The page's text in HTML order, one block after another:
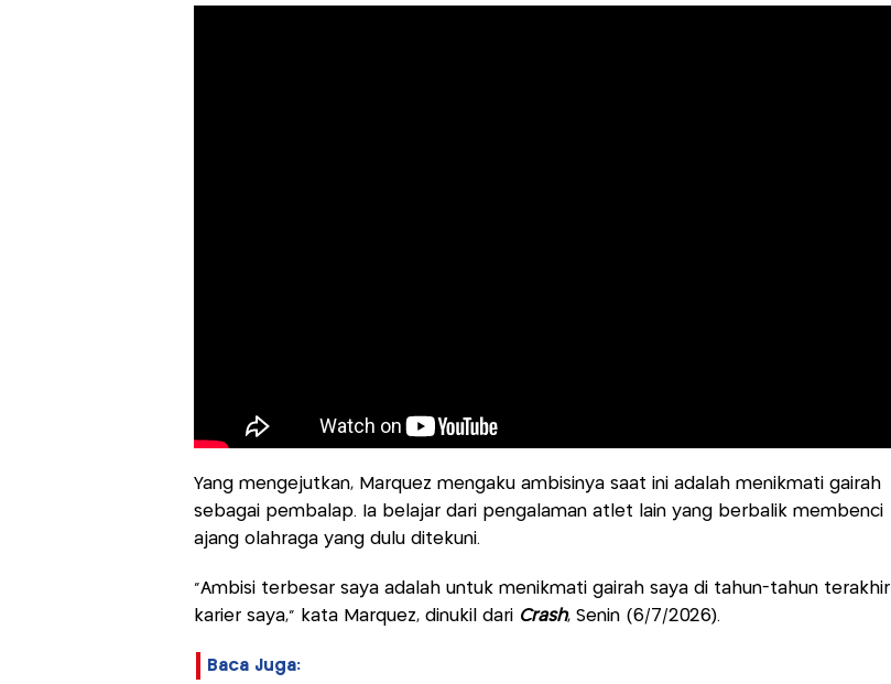
Yang mengejutkan, Marquez mengaku ambisinya saat ini adalah menikmati gairah
sebagai pembalap. Ia belajar dari pengalaman atlet lain yang berbalik membenci
ajang olahraga yang dulu ditekuni.
“Ambisi terbesar saya adalah untuk menikmati gairah saya di tahun-tahun terakhir
karier saya,” kata Marquez, dinukil dari Crash, Senin (6/7/2026).
Baca Juga: